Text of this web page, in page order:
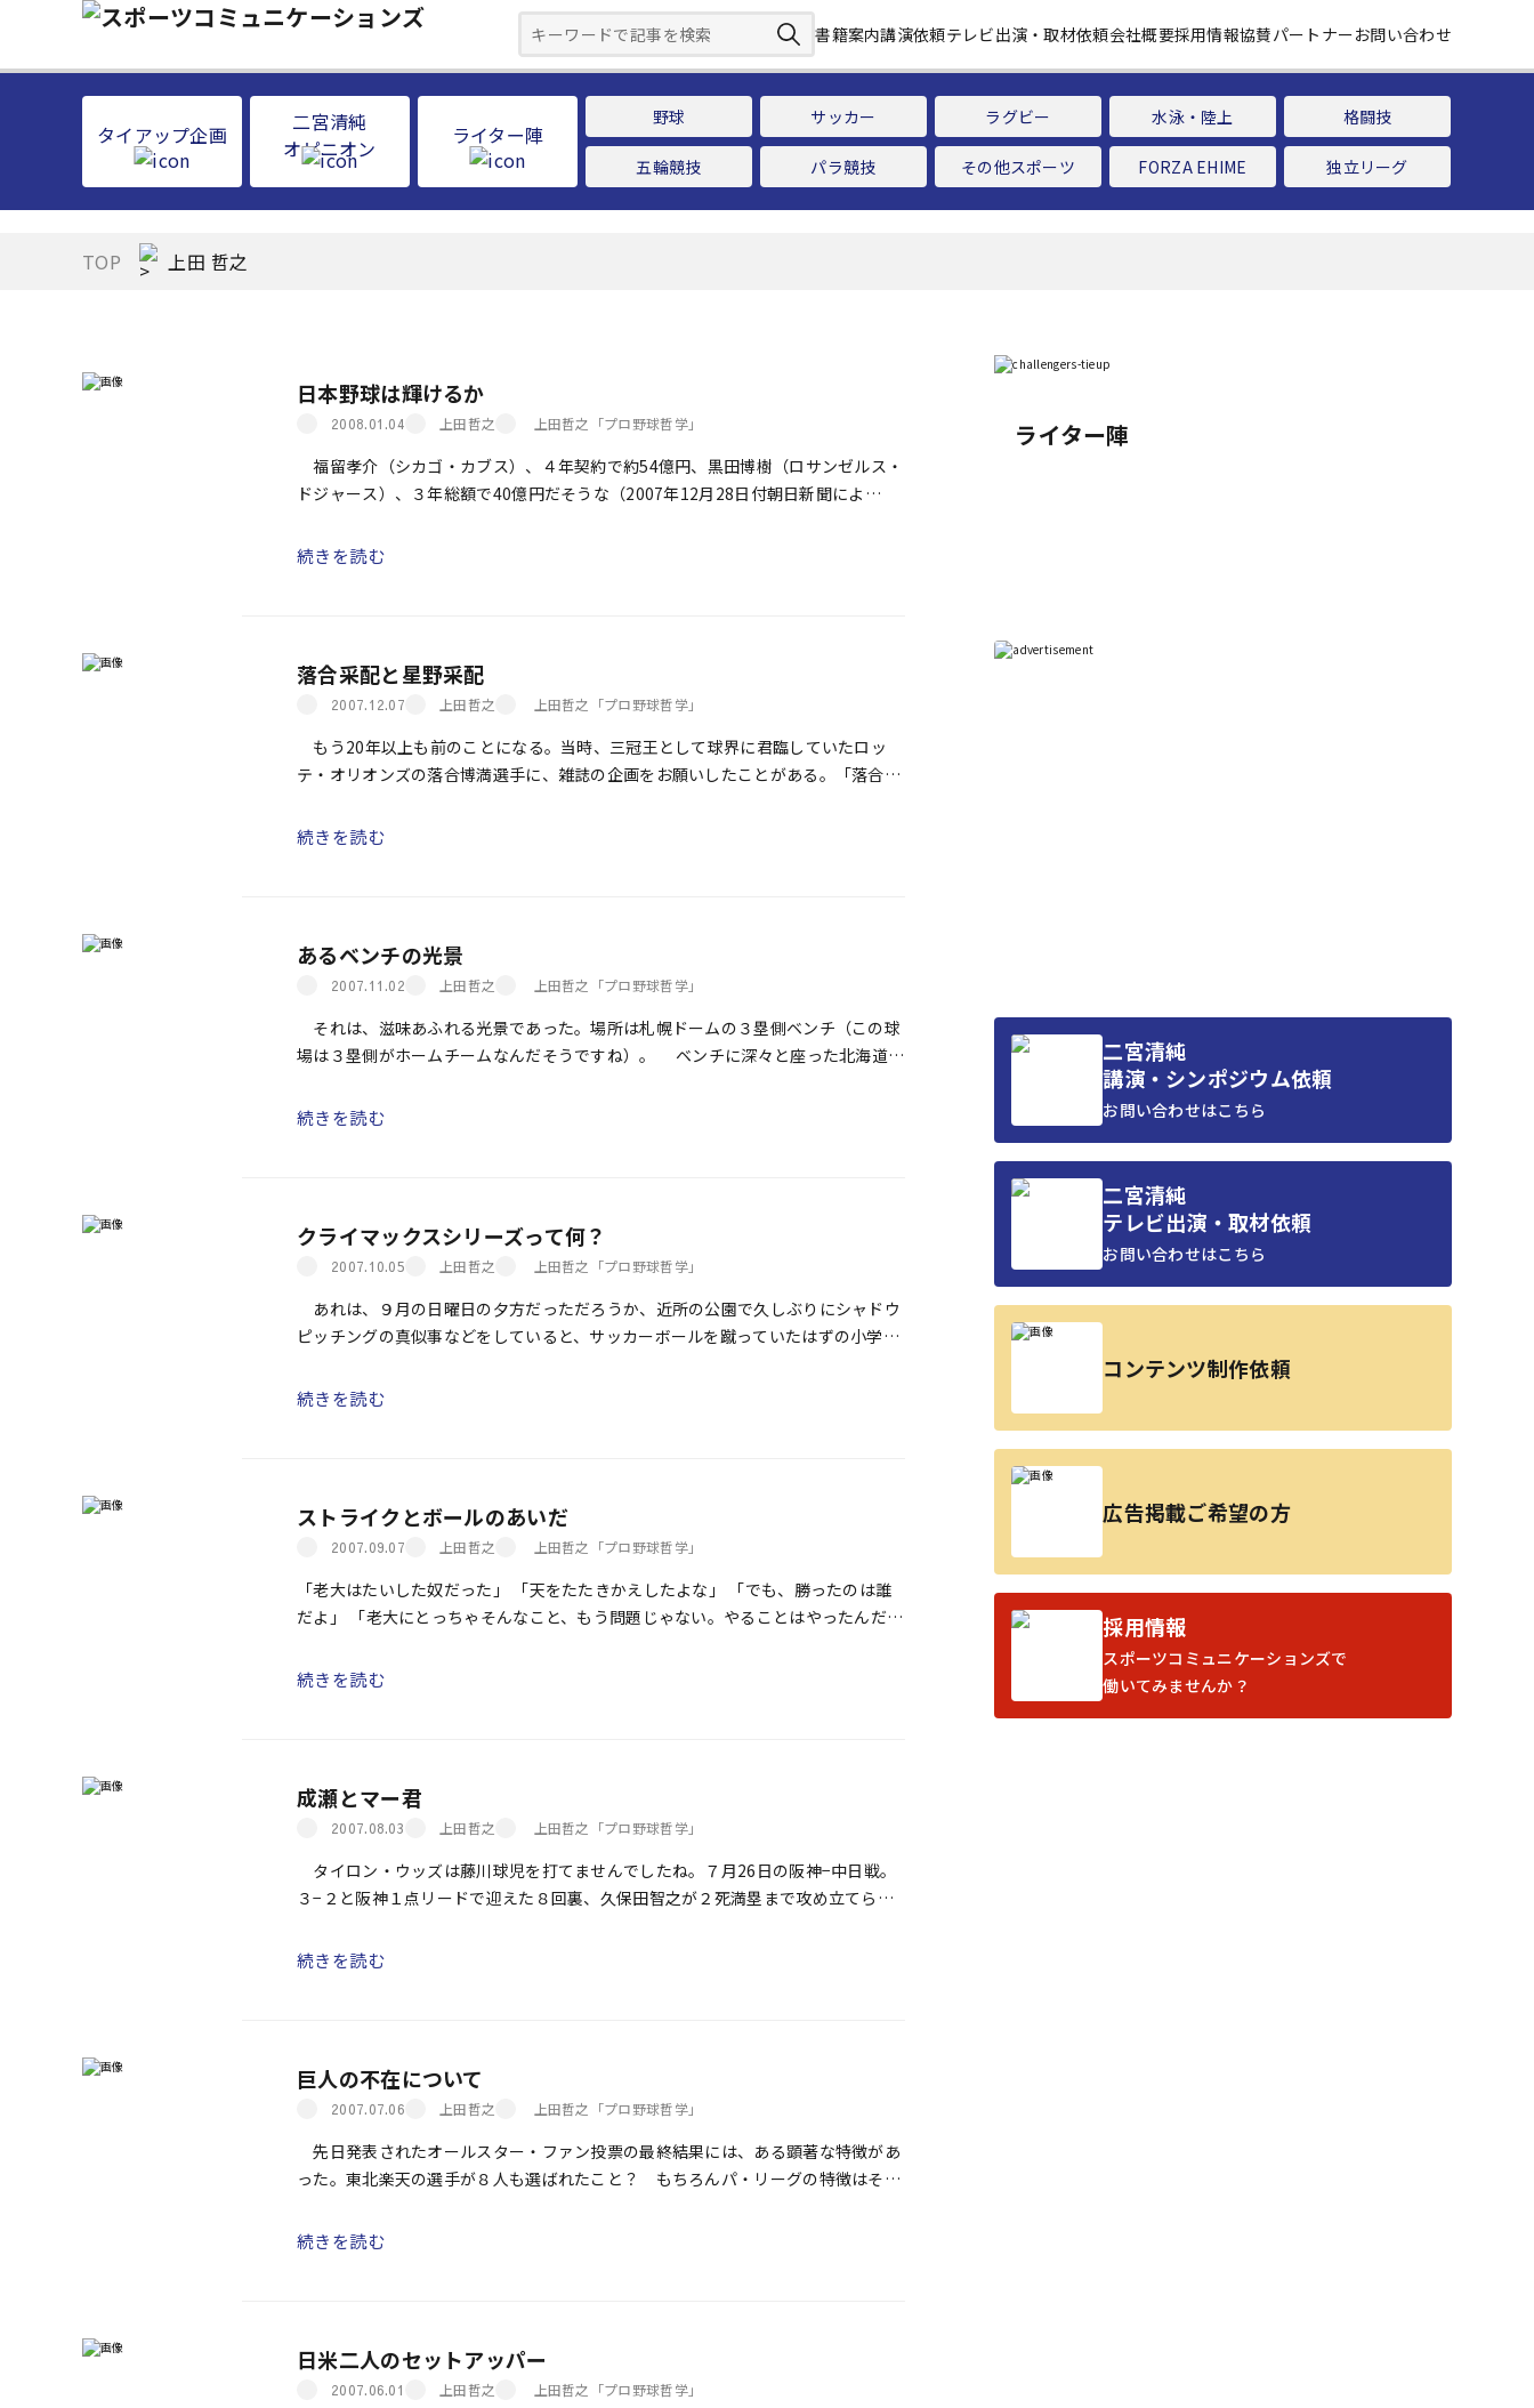
書籍案内講演依頼テレビ出演・取材依頼会社概要採用情報協賛パートナーお問い合わせ
タイアップ企画
二宮清純
オピニオン
ライター陣
野球 サッカー ラグビー 水泳・陸上 格闘技
五輪競技 パラ競技 その他スポーツ FORZA EHIME 独立リーグ
TOP 上田 哲之
日本野球は輝けるか
2008.01.04 上田哲之 上田哲之「プロ野球哲学」
福留孝介（シカゴ・カブス）、４年契約で約54億円、黒田博樹（ロサンゼルス・
ドジャース）、３年総額で40億円だそうな（2007年12月28日付朝日新聞によ
続きを読む
落合采配と星野采配
2007.12.07 上田哲之 上田哲之「プロ野球哲学」
もう20年以上も前のことになる。当時、三冠王として球界に君臨していたロッ
テ・オリオンズの落合博満選手に、雑誌の企画をお願いしたことがある。「落合の
して思えば、夢のような贅沢な企画である。
続きを読む
あるベンチの光景
2007.11.02 上田哲之 上田哲之「プロ野球哲学」
それは、滋味あふれる光景であった。場所は札幌ドームの３塁側ベンチ（この球
場は３塁側がホームチームなんだそうですね）。 ベンチに深々と座った北海道日
している。左腕を相手の肩にまわして、抱きかかえるようにして。 肩を抱かれて
続きを読む
クライマックスシリーズって何？
2007.10.05 上田哲之 上田哲之「プロ野球哲学」
あれは、９月の日曜日の夕方だっただろうか、近所の公園で久しぶりにシャドウ
ピッチングの真似事などをしていると、サッカーボールを蹴っていたはずの小学生
続きを読む
ストライクとボールのあいだ
2007.09.07 上田哲之 上田哲之「プロ野球哲学」
「老大はたいした奴だった」 「天をたたきかえしたよな」 「でも、勝ったのは誰
だよ」 「老大にとっちゃそんなこと、もう問題じゃない。やることはやったんだか
続きを読む
成瀬とマー君
2007.08.03 上田哲之 上田哲之「プロ野球哲学」
タイロン・ウッズは藤川球児を打てませんでしたね。７月26日の阪神−中日戦。
３−２と阪神１点リードで迎えた８回裏、久保田智之が２死満塁まで攻め立てられ
ローにストレートを投げ込んで、ものの見事に三振に仕留めた。
続きを読む
巨人の不在について
2007.07.06 上田哲之 上田哲之「プロ野球哲学」
先日発表されたオールスター・ファン投票の最終結果には、ある顕著な特徴があ
った。東北楽天の選手が８人も選ばれたこと？ もちろんパ・リーグの特徴はそれ
やけに少ない。選ばれたのは中継ぎ投手の林昌範と捕手の阿部慎之助、三塁手・小
続きを読む
日米二人のセットアッパー
2007.06.01 上田哲之 上田哲之「プロ野球哲学」
ライター陣
二宮清純
講演・シンポジウム依頼
お問い合わせはこちら
二宮清純
テレビ出演・取材依頼
お問い合わせはこちら
コンテンツ制作依頼
広告掲載ご希望の方
採用情報
スポーツコミュニケーションズで
働いてみませんか？